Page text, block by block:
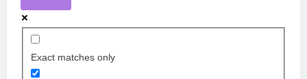
Exact matches only